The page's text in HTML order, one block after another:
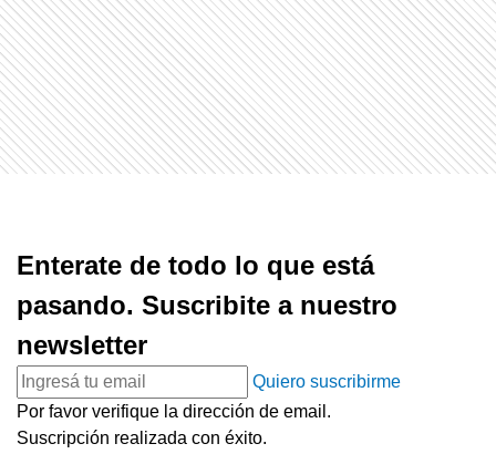
Enterate de todo lo que está
pasando. Suscribite a nuestro
newsletter
Quiero suscribirme
Por favor verifique la dirección de email.
Suscripción realizada con éxito.